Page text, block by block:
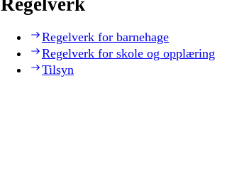
Regelverk for barnehage
Regelverk for skole og opplæring
Tilsyn